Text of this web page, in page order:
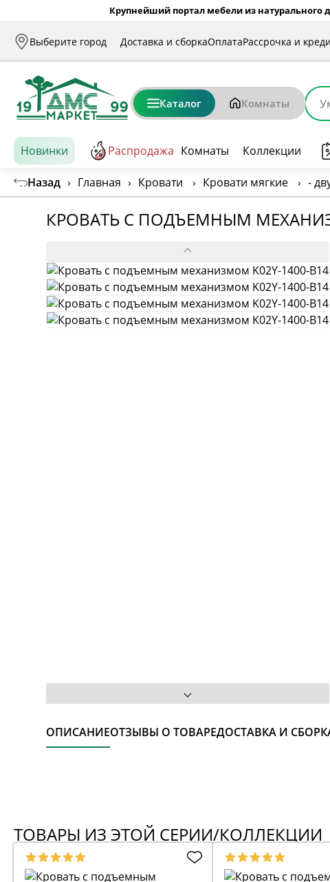
Крупнейший портал мебели из натурального
Выберите город Доставка и сборкаОплатаРассрочка и
Каталог Комнаты
Новинки Распродажа Комнаты Коллекции
Назад › Главная › Кровати › Кровати мягкие › -
КРОВАТЬ С ПОДЪЕМНЫМ
ОПИСАНИЕОТЗЫВЫ О ТОВАРЕДОСТАВКА И
ТОВАРЫ ИЗ ЭТОЙ СЕРИИ/КОЛЛЕКЦИИ